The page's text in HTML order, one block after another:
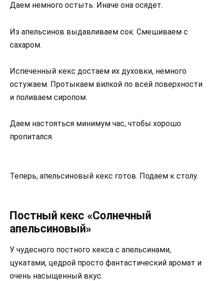
Даем немного остыть. Иначе она осядет.
Из апельсинов выдавливаем сок. Смешиваем с
сахаром.
Испеченный кекс достаем их духовки, немного
остужаем. Протыкаем вилкой по всей поверхности
и поливаем сиропом.
Даем настояться минимум час, чтобы хорошо
пропитался.
Теперь, апельсиновый кекс готов. Подаем к столу.
Постный кекс «Солнечный
апельсиновый»
У чудесного постного кекса с апельсинами,
цукатами, цедрой просто фантастический аромат и
очень насыщенный вкус.